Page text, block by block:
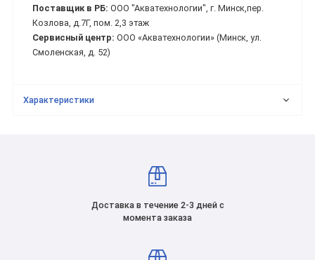
Поставщик в РБ: ООО "Акватехнологии", г. Минск,пер.
Козлова, д.7Г, пом. 2,3 этаж
Сервисный центр: ООО «Акватехнологии» (Минск, ул.
Смоленская, д. 52)
Характеристики
Доставка в течение 2-3 дней с
момента заказа